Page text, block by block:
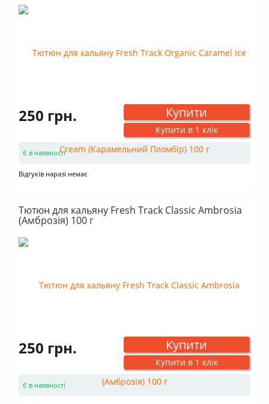
250 грн. Купити
Купити в 1 клік
Є в наявності
Відгуків наразі немає
Тютюн для кальяну Fresh Track Classic Ambrosia
(Амброзія) 100 г
250 грн. Купити
Купити в 1 клік
Є в наявності